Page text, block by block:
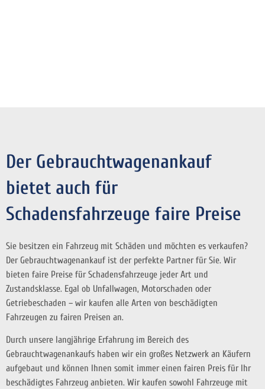
Der Gebrauchtwagenankauf
bietet auch für
Schadensfahrzeuge faire Preise
Sie besitzen ein Fahrzeug mit Schäden und möchten es verkaufen?
Der Gebrauchtwagenankauf ist der perfekte Partner für Sie. Wir
bieten faire Preise für Schadensfahrzeuge jeder Art und
Zustandsklasse. Egal ob Unfallwagen, Motorschaden oder
Getriebeschaden – wir kaufen alle Arten von beschädigten
Fahrzeugen zu fairen Preisen an.
Durch unsere langjährige Erfahrung im Bereich des
Gebrauchtwagenankaufs haben wir ein großes Netzwerk an Käufern
aufgebaut und können Ihnen somit immer einen fairen Preis für Ihr
beschädigtes Fahrzeug anbieten. Wir kaufen sowohl Fahrzeuge mit